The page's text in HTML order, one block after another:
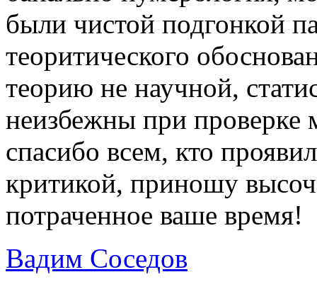
были чистой подгонкой
теоритического
теорию не научной,
неизбежны при проверке
спасибо всем, кто
критикой, приношу
потраченное ваше время!
Вадим Соседов